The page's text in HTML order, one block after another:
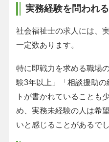
実務経験を問われる
社会福祉士の求人には、
一定数あります。
特に即戦力を求める職場
験3年以上」「相談援助
トが書かれていることも
め、実務未経験の人は希
いと感じることがあるでし